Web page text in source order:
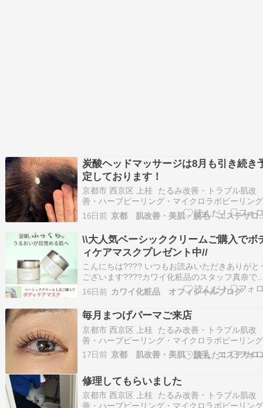
炭酸ヘッドマッサージは8月も引き続き
定しております！
京都市 西京区 上桂 たるみ改善・トラブル肌改
善・ハーブピーリング・マイクロラボピーリン
ラミネーションピール・まつげパーマ・エステ
ン La saison beaute（ラ・セゾンボーテ）です
おはようございます。7月も後1週間切りました
8月の暑さを考えると(-_-…
16日前 京都 肌改善・美
\\大人気ベーシッククリームご購入でボ
ィケアマスクプレゼント中//
こんにちは???? いつもお読みいただきありがと
ございます????カワイ化粧品のスタッフ真奈で
小学生息子と美容、猫が大好きなアラフォーで
す????美容好きが高じて今年からカワイ化粧品
入社しました????美容情報だけでなく、生活、
日々のあれこれお伝えしたいと思います♪\\…
16日前 カワイ化粧品 オフィシャルブログ
毎月まつげパーマご来店
京都市 西京区 上桂 たるみ改善・トラブル肌改
善・ハーブピーリング・マイクロラボピーリン
ラミネーションピール・まつげパーマ・エステ
ン La saison beaute（ラ・セゾンボーテ）です
いませんが日中は38℃超えです…
17日前 京都 肌改善・美
修理してもらいました
京都市 西京区 上桂 たるみ改善・トラブル肌改
善・ハーブピーリング・マイクロラボピーリン